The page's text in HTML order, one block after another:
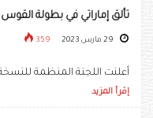
تألق إماراتي في بطولة
359
أعلنت اللجنة المنظمة
إقرأ المزيد